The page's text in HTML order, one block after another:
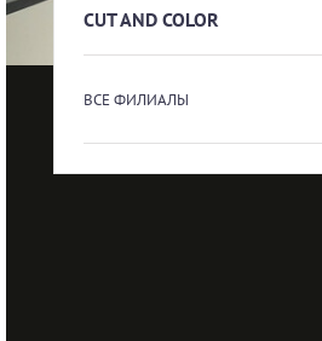
CUT AND COLOR
ВСЕ ФИЛИАЛЫ